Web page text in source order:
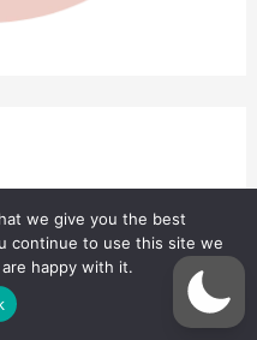
we give you the best
continue to use this site we
happy with it.